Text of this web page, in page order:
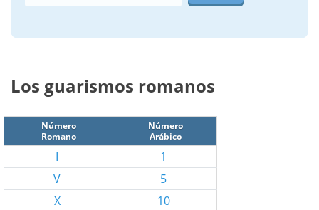
Los guarismos romanos
Número
Romano
Número
Arábico
I
1
V
5
X
10